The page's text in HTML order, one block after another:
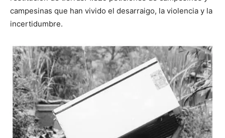
campesinas que han vivido el desarraigo, la violencia y la
incertidumbre.